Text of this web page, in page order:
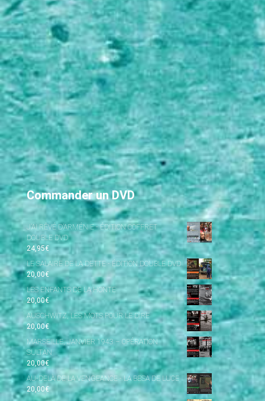
Commander un DVD
J’AI RÊVÉ D’ARMÉNIE - ÉDITION COFFRET
DOUBLE DVD
24,95€
LE SALAIRE DE LA DETTE - ÉDITION DOUBLE DVD
20,00€
LES ENFANTS DE LA HONTE
20,00€
AUSCHWITZ, LES MOTS POUR LE DIRE
20,00€
MARSEILLE, JANVIER 1943 – OPÉRATION
SULTAN
20,00€
AU-DELÀ DE LA VENGEANCE - LA BESA DE LUCE
20,00€